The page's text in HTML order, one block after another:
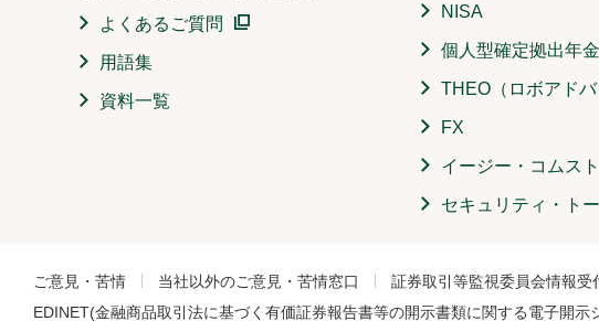
よくあるご質問
用語集
資料一覧
NISA
個人型確定拠出年
THEO（ロボアドバ
FX
イージー・コムス
セキュリティ・ト
ご意見・苦情 当社以外のご意見・苦情窓口 証券取引等監視委員会情報受
EDINET(金融商品取引法に基づく有価証券報告書等の開示書類に関する電子開示